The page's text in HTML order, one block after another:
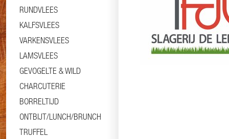
RUNDVLEES
KALFSVLEES
VARKENSVLEES
LAMSVLEES
GEVOGELTE & WILD
CHARCUTERIE
BORRELTIJD
ONTBIJT/LUNCH/BRUNCH
TRUFFEL